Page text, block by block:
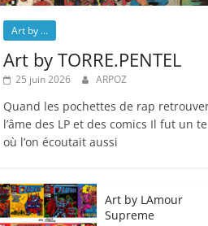
Art by ...
Art by TORRE.PENTEL
25 juin 2026 ARPOZ
Quand les pochettes de rap
l’âme des LP et des comics Il fut un
où l’on écoutait aussi
Art by LAmour
Supreme